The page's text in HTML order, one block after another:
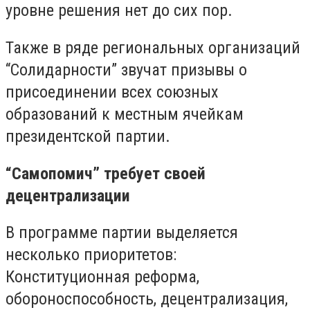
уровне решения нет до сих пор.
Также в ряде региональных организаций
“Солидарности” звучат призывы о
присоединении всех союзных
образований к местным ячейкам
президентской партии.
“Самопомич” требует своей
децентрализации
В программе партии выделяется
несколько приоритетов:
Конституционная реформа,
обороноспособность, децентрализация,